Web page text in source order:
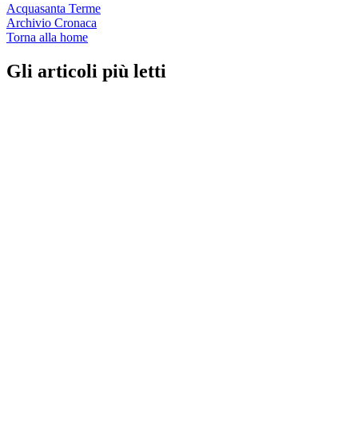
Acquasanta Terme
Archivio Cronaca
Torna alla home
Gli articoli più letti